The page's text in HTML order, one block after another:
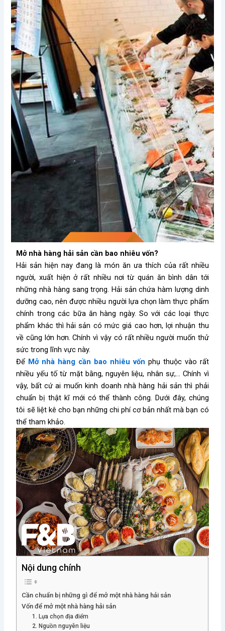
Mở nhà hàng hải sản cần bao nhiêu vốn?
Hải sản hiện nay đang là món ăn ưa thích của rất nhiều
người, xuất hiện ở rất nhiều nơi từ quán ăn bình dân tới
những nhà hàng sang trọng. Hải sản chứa hàm lượng dinh
dưỡng cao, nên được nhiều người lựa chọn làm thực phẩm
chính trong các bữa ăn hàng ngày. So với các loại thực
phẩm khác thì hải sản có mức giá cao hơn, lợi nhuận thu
về cũng lớn hơn. Chính vì vậy có rất nhiều người muốn thử
sức trong lĩnh vực này.
Để Mở nhà hàng cần bao nhiêu vốn phụ thuộc vào rất
nhiều yếu tố từ mặt bằng, nguyên liệu, nhân sự,… Chính vì
vậy, bất cứ ai muốn kinh doanh nhà hàng hải sản thì phải
chuẩn bị thật kĩ mới có thể thành công. Dưới đây, chúng
tôi sẽ liệt kê cho bạn những chi phí cơ bản nhất mà bạn có
thể tham khảo.
Nội dung chính
Cần chuẩn bị những gì để mở một nhà hàng hải sản
Vốn để mở một nhà hàng hải sản
1. Lựa chọn địa điểm
2. Nguồn nguyên liệu